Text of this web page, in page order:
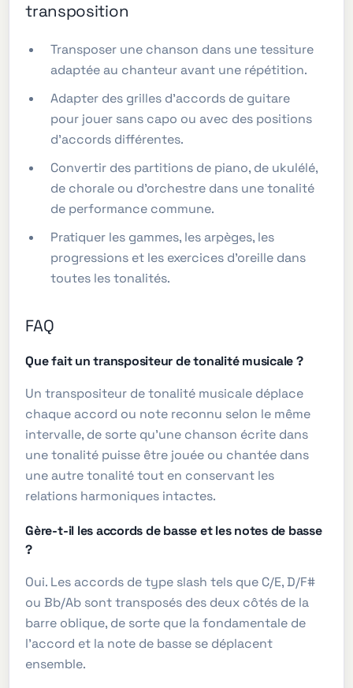
transposition
Transposer une chanson dans une tessiture
adaptée au chanteur avant une répétition.
Adapter des grilles d'accords de guitare
pour jouer sans capo ou avec des positions
d'accords différentes.
Convertir des partitions de piano, de ukulélé,
de chorale ou d'orchestre dans une tonalité
de performance commune.
Pratiquer les gammes, les arpèges, les
progressions et les exercices d'oreille dans
toutes les tonalités.
FAQ
Que fait un transpositeur de tonalité musicale ?
Un transpositeur de tonalité musicale déplace
chaque accord ou note reconnu selon le même
intervalle, de sorte qu'une chanson écrite dans
une tonalité puisse être jouée ou chantée dans
une autre tonalité tout en conservant les
relations harmoniques intactes.
Gère-t-il les accords de basse et les notes de basse
?
Oui. Les accords de type slash tels que C/E, D/F#
ou Bb/Ab sont transposés des deux côtés de la
barre oblique, de sorte que la fondamentale de
l'accord et la note de basse se déplacent
ensemble.